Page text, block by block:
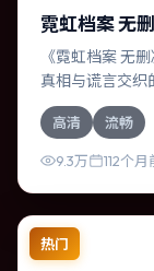
霓虹档案 无
《霓虹档案 无
真相与谎言交织
昊、奥卡菲娜
中积蓄张力，本
高清 流畅
9.3万 112个月
热门